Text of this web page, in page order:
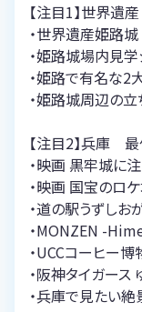
【注目1】世界遺
・世界遺産姫路
・姫路城場内見学
・姫路で有名な2
・姫路城周辺の
【注目2】兵庫
・映画 黒牢城に注
・映画 国宝のロ
・道の駅うずしお
・MONZEN -
・UCCコーヒー
・阪神タイガース
・兵庫で見たい